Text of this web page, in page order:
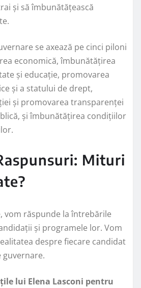
și să îmbunătățească
se axează pe cinci piloni
economică, îmbunătățirea
și educație, promovarea
și a statului de drept,
și promovarea transparenței
și îmbunătățirea condițiilor
Mituri
vom răspunde la întrebările
și programele lor. Vom
despre fiecare candidat
lui Elena Lasconi pentru